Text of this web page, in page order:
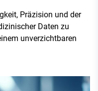
Präzision und der
Daten zu
unverzichtbaren